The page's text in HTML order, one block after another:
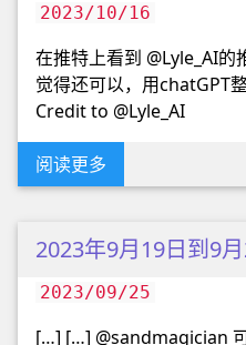
2023/10/16
在推特上看到 @Lyle_AI的
觉得还可以，用chatGPT
Credit to @Lyle_AI
阅读更多
2023年9月19日到9
2023/09/25
[…] […] @sandmagician